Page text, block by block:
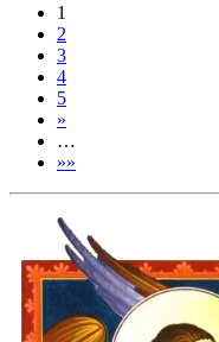
1
2
3
4
5
»
…
»»